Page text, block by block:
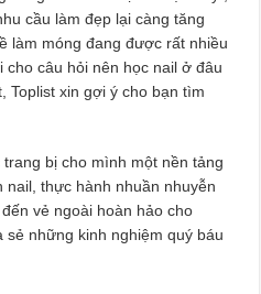
cầu làm đẹp lại càng tăng
làm móng đang được rất nhiều
câu hỏi nên học nail ở đâu
Toplist xin gợi ý cho bạn tìm
bị cho mình một nền tảng
thực hành nhuần nhuyễn
vẻ ngoài hoàn hảo cho
những kinh nghiệm quý báu